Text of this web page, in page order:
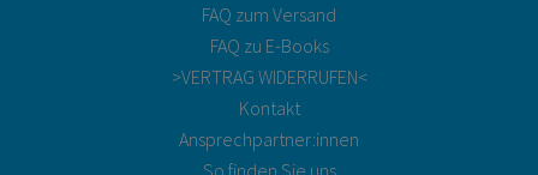
FAQ zum Versand
FAQ zu E-Books
>VERTRAG WIDERRUFEN<
Kontakt
Ansprechpartner:innen
So finden Sie uns